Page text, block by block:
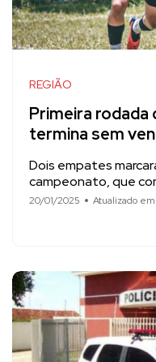
REGIÃO
Primeira rodada
termina sem
Dois empates
campeonato, que
20/01/2025 Atualizado